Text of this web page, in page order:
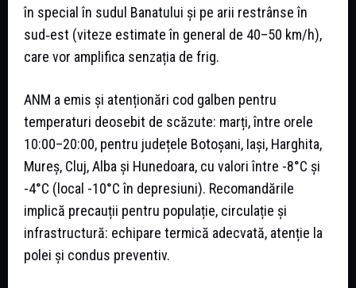
în special în sudul Banatului și pe arii restrânse în
sud‑est (viteze estimate în general de 40–50 km/h),
care vor amplifica senzația de frig.
ANM a emis și atenționări cod galben pentru
temperaturi deosebit de scăzute: marți, între orele
10:00–20:00, pentru județele Botoșani, Iași, Harghita,
Mureș, Cluj, Alba și Hunedoara, cu valori între -8°C și
-4°C (local -10°C în depresiuni). Recomandările
implică precauții pentru populație, circulație și
infrastructură: echipare termică adecvată, atenție la
polei și condus preventiv.